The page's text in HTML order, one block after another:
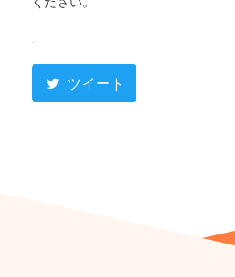
.
ツイート